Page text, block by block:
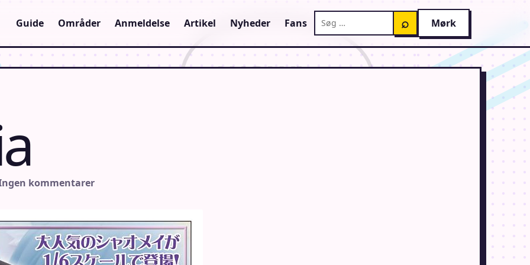
Guide Områder Anmeldelse Artikel Nyheder Fans Søg på AnimeGuiden⌕ Mørk
Ingen kommentarer